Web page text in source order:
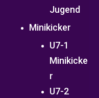
Jugend
Minikicker
U7-1
Minikicke
r
U7-2